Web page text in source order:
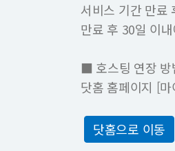
서비스 기간 만료
만료 후 30일 이
■ 호스팅 연장 방
닷홈 홈페이지 [
닷홈으로 이동